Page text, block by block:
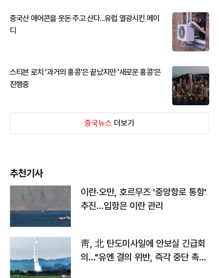
중국산 에어콘을 웃돈 주고 산다...유럽 열광시킨 메이
디
스티븐 로치 '과거의 홍콩'은 끝났지만 '새로운 홍콩'은
진행중
중국뉴스 더보기
추천기사
이란·오만, 호르무즈 '중앙항로 통항'
추진…입항은 이란 관리
靑, 北 탄도미사일에 안보실 긴급회
의…"유엔 결의 위반, 즉각 중단 촉